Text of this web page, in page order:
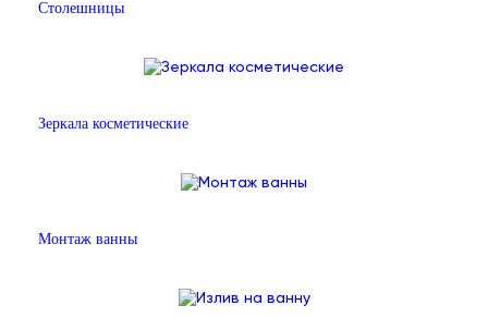
Столешницы
Зеркала косметические
Монтаж ванны